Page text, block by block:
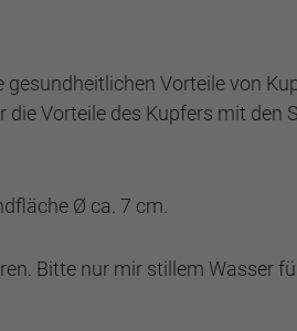
Vorteile von
Vorteile des Kupfers mit den
Ø ca. 7 cm.
Bitte nur mir stillem Wasser